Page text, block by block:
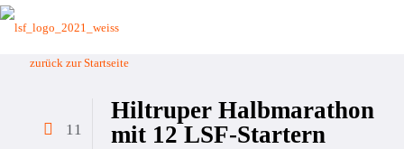
zurück zur Startseite
11
Hiltruper Halbmarathon
mit 12 LSF-Startern